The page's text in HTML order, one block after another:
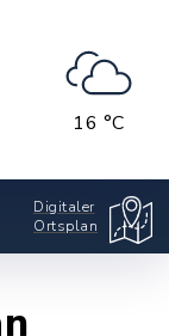
16 °C
Digitaler
Ortsplan